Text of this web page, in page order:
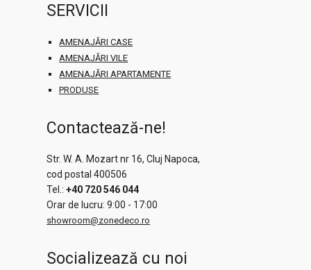
SERVICII
AMENAJĂRI CASE
AMENAJĂRI VILE
AMENAJĂRI APARTAMENTE
PRODUSE
Contactează-ne!
Str. W. A. Mozart nr 16, Cluj Napoca,
cod postal 400506
Tel.:+40 720 546 044
Orar de lucru: 9:00 - 17:00
showroom@zonedeco.ro
Socializează cu noi